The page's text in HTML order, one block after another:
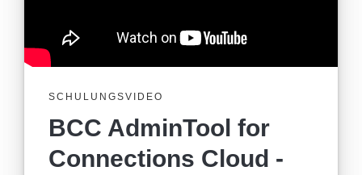
SCHULUNGSVIDEO
BCC AdminTool for
Connections Cloud -